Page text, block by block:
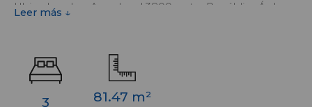
Ubicado sobre Arenales al 3800, entre República Árabe
en una de las zonas más buscadas de Palermo. Una
excelente oportunidad para quienes buscan una
propiedad lista para habitar, con ambientes cómodos y
una ubicación privilegiada frente a los principales espacios
Leer más ↓
3 81.47 m²